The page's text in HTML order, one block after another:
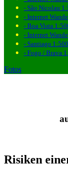
- São Nicolau
- Internet
- Boa Vista
- Internet
- Santiago
- Fogo / Brava
Fotos
Risiken